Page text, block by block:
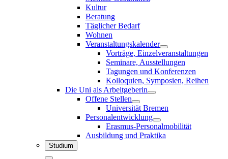
Kultur
Beratung
Täglicher Bedarf
Wohnen
Veranstaltungskalender
Vorträge, Einzelveranstaltungen
Seminare, Ausstellungen
Tagungen und Konferenzen
Kolloquien, Symposien, Reihen
Die Uni als Arbeitgeberin
Offene Stellen
Universität Bremen
Personalentwicklung
Erasmus-Personalmobilität
Ausbildung und Praktika
Studium